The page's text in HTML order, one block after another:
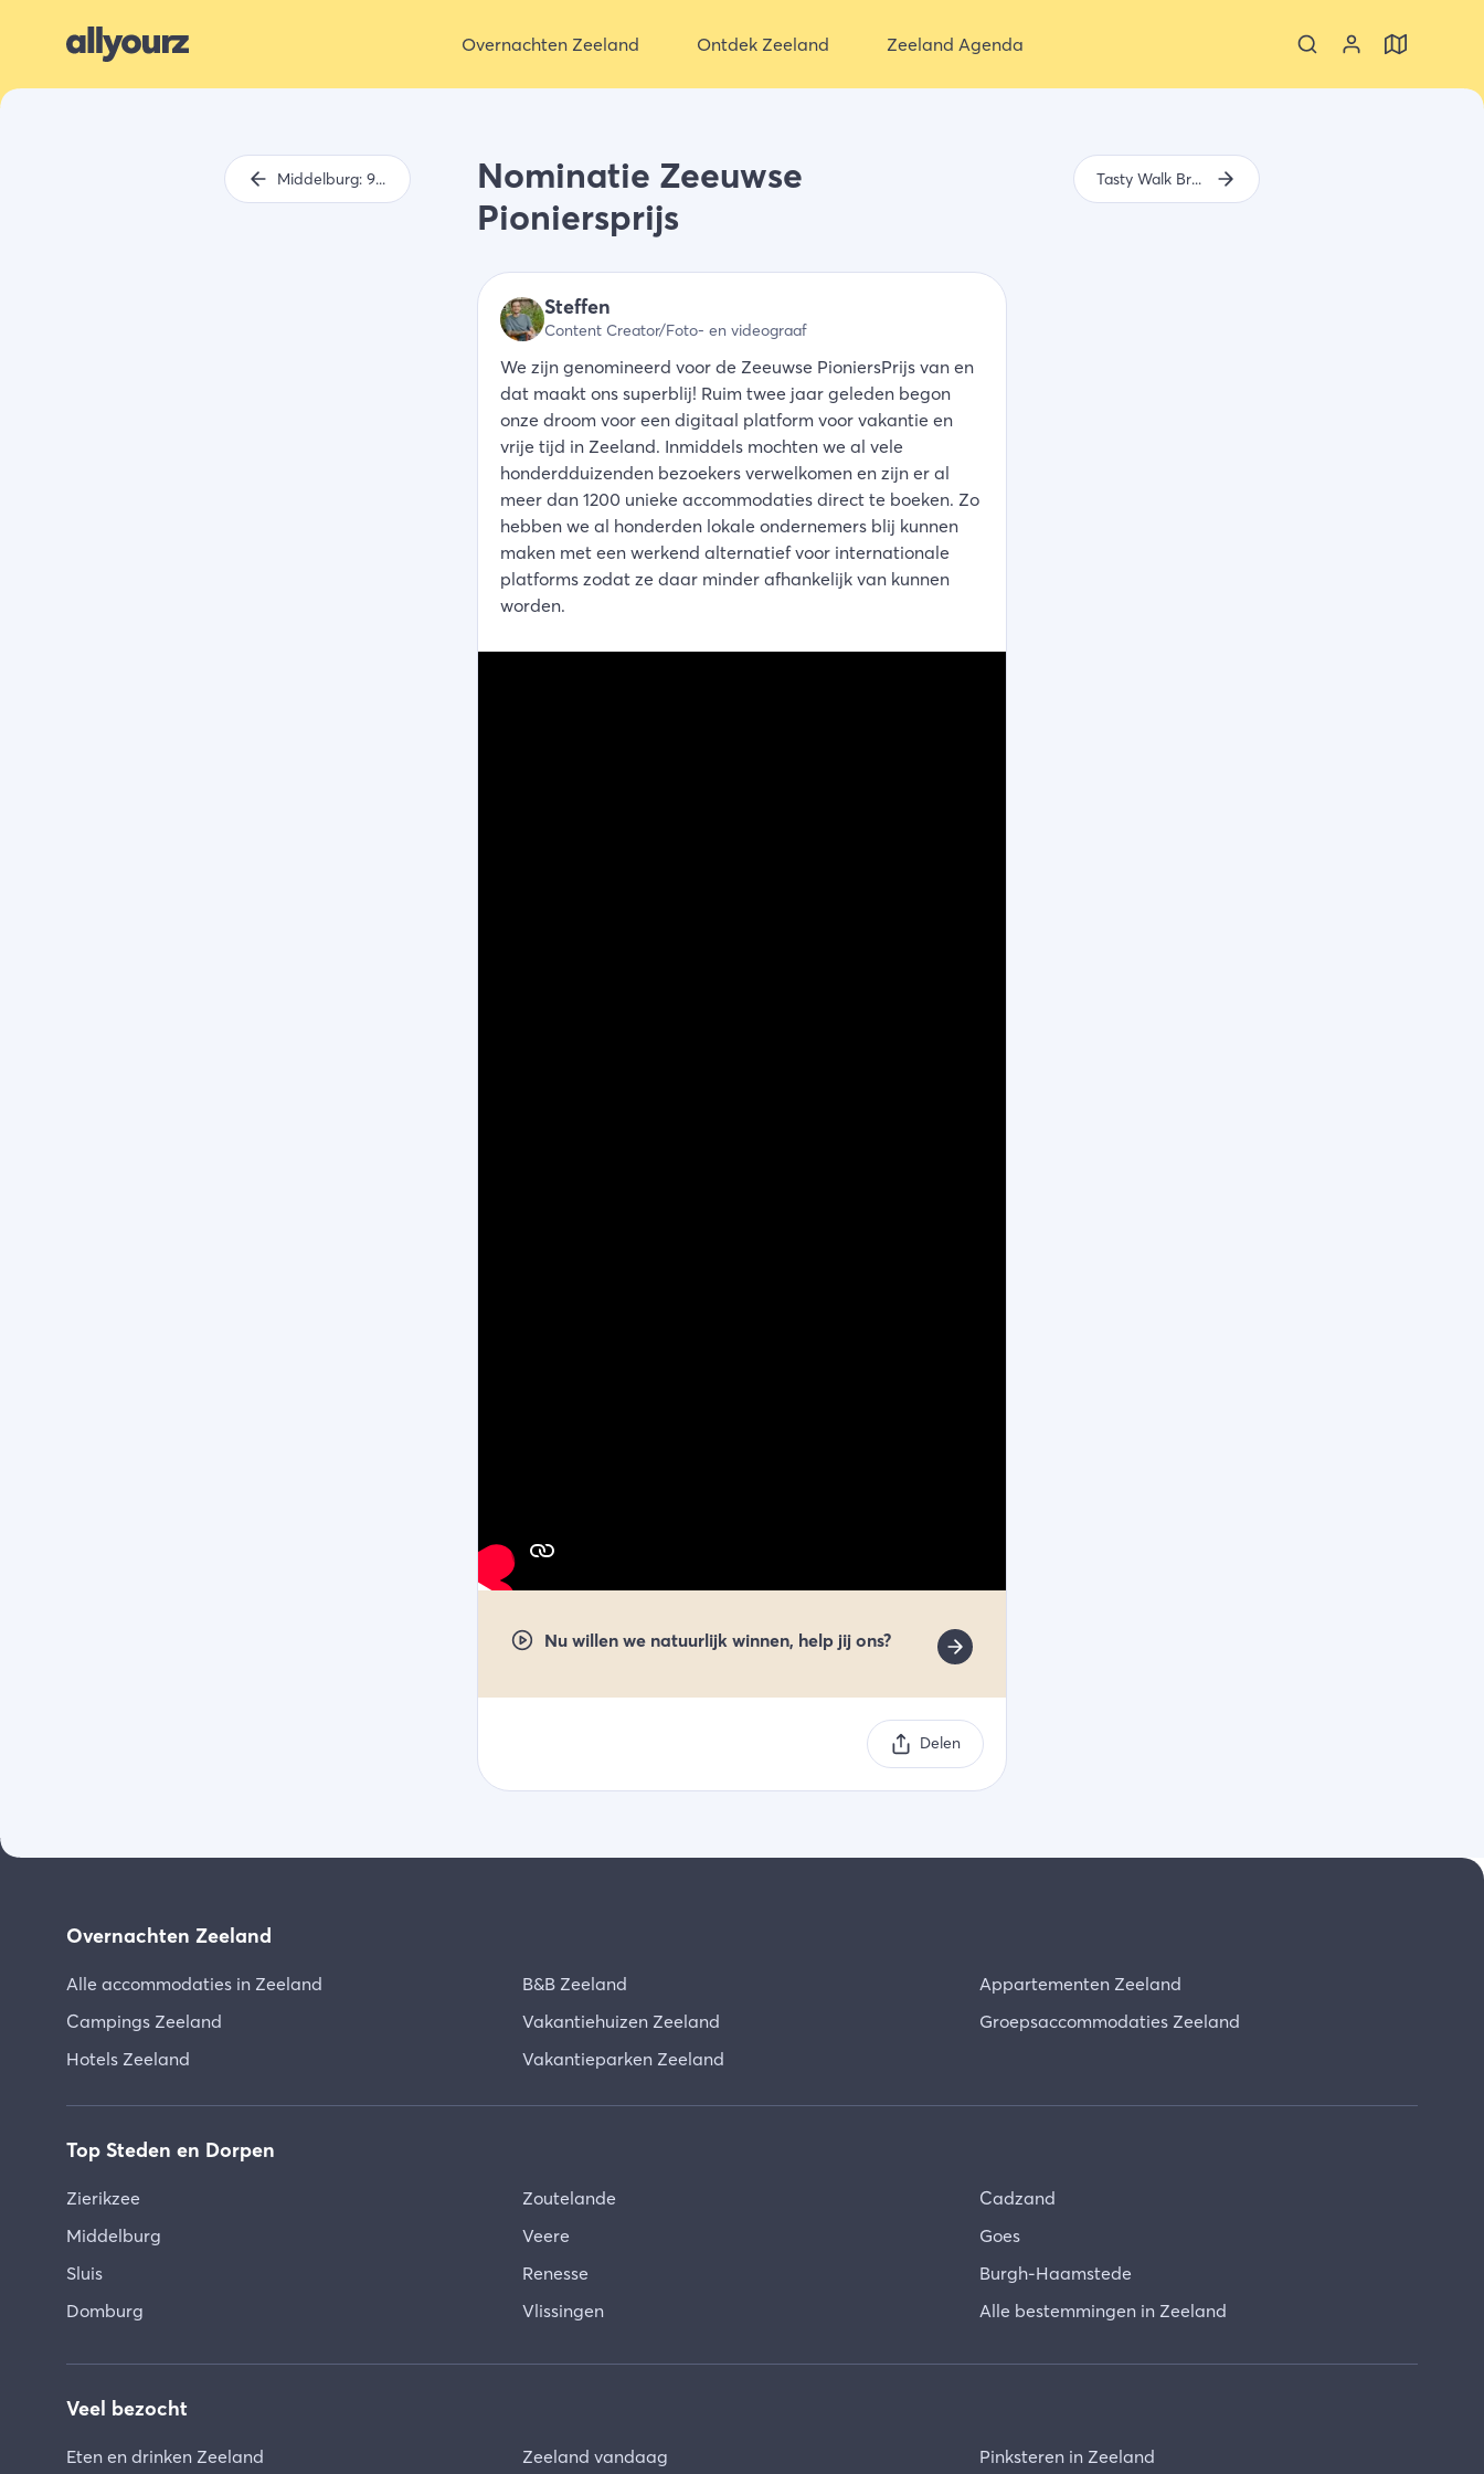
Overnachten Zeeland Ontdek Zeeland Zeeland Agenda
Middelburg: 9x overnachten bij de mooiste accommodaties
Nominatie Zeeuwse
Pioniersprijs
Steffen
Content Creator/Foto- en videograaf
We zijn genomineerd voor de Zeeuwse PioniersPrijs van en
dat maakt ons superblij! Ruim twee jaar geleden begon
onze droom voor een digitaal platform voor vakantie en
vrije tijd in Zeeland. Inmiddels mochten we al vele
honderdduizenden bezoekers verwelkomen en zijn er al
meer dan 1200 unieke accommodaties direct te boeken. Zo
hebben we al honderden lokale ondernemers blij kunnen
maken met een werkend alternatief voor internationale
platforms zodat ze daar minder afhankelijk van kunnen
worden.
Nu willen we natuurlijk winnen, help jij ons?
Delen
Tasty Walk Brouwersdam 2023
Overnachten Zeeland
Alle accommodaties in Zeeland
Campings Zeeland
Hotels Zeeland
B&B Zeeland
Vakantiehuizen Zeeland
Vakantieparken Zeeland
Appartementen Zeeland
Groepsaccommodaties Zeeland
Top Steden en Dorpen
Zierikzee
Middelburg
Sluis
Domburg
Zoutelande
Veere
Renesse
Vlissingen
Cadzand
Goes
Burgh-Haamstede
Alle bestemmingen in Zeeland
Veel bezocht
Eten en drinken Zeeland Zeeland vandaag Pinksteren in Zeeland